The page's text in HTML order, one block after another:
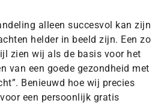
alleen succesvol kan zijn
helder in beeld zijn. Een zo
zien wij als de basis voor het
van een goede gezondheid met
Benieuwd hoe wij precies
een persoonlijk gratis